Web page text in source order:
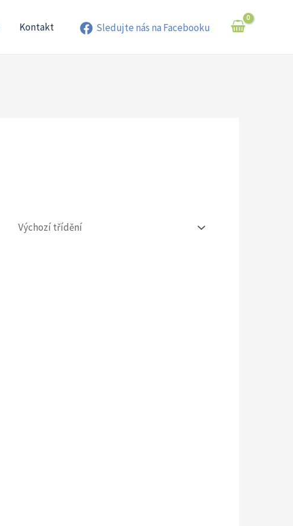
Kontakt Sledujte nás na Facebooku